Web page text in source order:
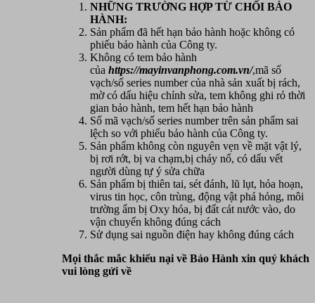
NHỮNG TRƯỜNG HỢP TỪ CHỐI BẢO
HÀNH:
Sản phẩm đã hết hạn bảo hành hoặc không có
phiếu bảo hành của Công ty.
Không có tem bảo hành
của https://mayinvanphong.com.vn/,mã số
vạch/số series number của nhà sản xuất bị rách,
mờ có dấu hiệu chỉnh sửa, tem không ghi rỏ thời
gian bảo hành, tem hết hạn bảo hành
Số mã vạch/số series number trên sản phẩm sai
lệch so với phiếu bảo hành của Công ty.
Sản phẩm không còn nguyên vẹn về mặt vật lý,
bị rơi rớt, bị va chạm,bị cháy nổ, có dấu vết
người dùng tự ý sửa chữa
Sản phẩm bị thiên tai, sét đánh, lũ lụt, hỏa hoạn,
virus tin học, côn trùng, động vật phá hỏng, môi
trường ẩm bị Oxy hóa, bị đất cát nước vào, do
vận chuyển không đúng cách
Sử dụng sai nguồn điện hay không đúng cách
Mọi thắc mắc khiếu nại về Bảo Hành xin quý khách
vui lòng gửi về